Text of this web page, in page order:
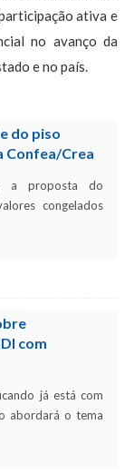
ativa e
no avanço da
e no país.
do piso
Confea/Crea
a proposta do
congelados
com
já está com
abordará o tema